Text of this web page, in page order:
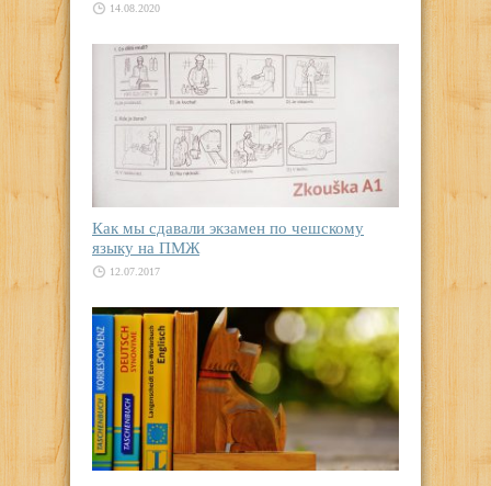
14.08.2020
Как мы сдавали экзамен по чешскому
языку на ПМЖ
12.07.2017